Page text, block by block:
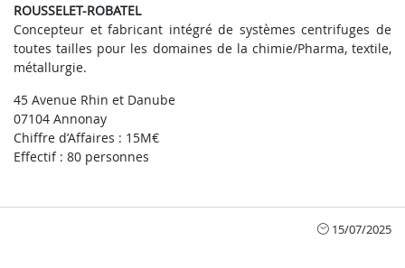
ROUSSELET-ROBATEL
Concepteur et fabricant intégré de systèmes centrifuges de
toutes tailles pour les domaines de la chimie/Pharma, textile,
métallurgie.
45 Avenue Rhin et Danube
07104 Annonay
Chiffre d’Affaires : 15M€
Effectif : 80 personnes
15/07/2025